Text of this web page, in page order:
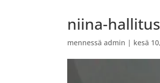
niina-
mennessäadmin | kesä